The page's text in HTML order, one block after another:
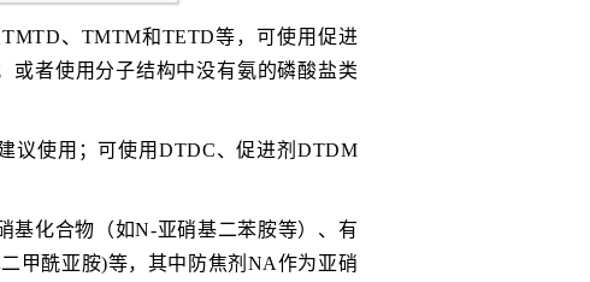
、TMTM和TETD等，可使用促进
或者使用分子结构中没有氨的磷酸盐类
议使用；可使用DTDC、促进剂DTDM
基化合物（如N-亚硝基二苯胺等）、有
甲酰亚胺)等，其中防焦剂NA作为亚硝